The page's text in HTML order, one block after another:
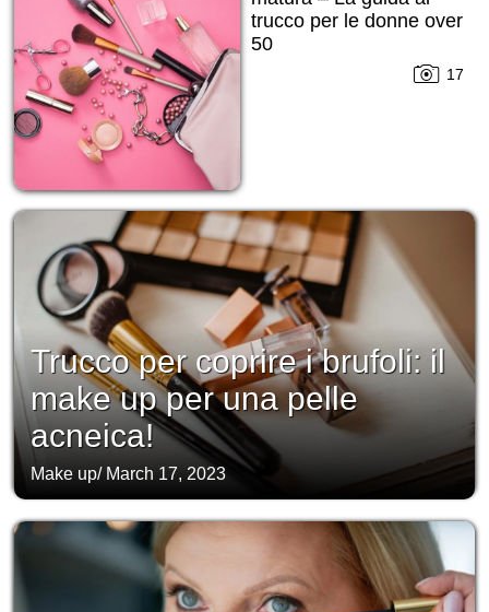
trucco per le donne over
50
17
Trucco per coprire i brufoli: il
make up per una pelle
acneica!
Make up/ March 17, 2023